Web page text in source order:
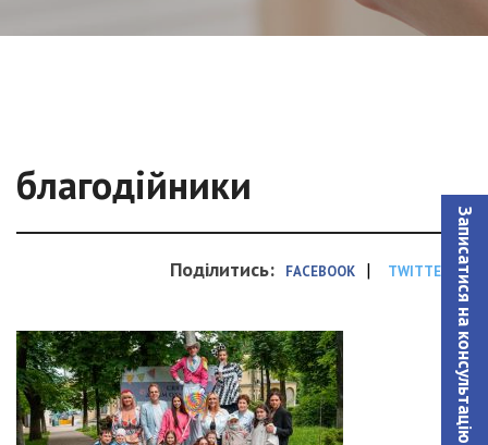
Записатися на консультацiю
благодійники
Поділитись: FACEBOOK | TWITTER